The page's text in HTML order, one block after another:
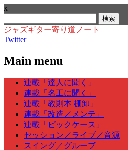
x
索:
ジャズギター寄り道ノート
Twitter
Main menu
Skip
content
連載「達人に聞く」
連載「名工に聞く」
連載「教則本 棚卸」
連載「改造／メンテ」
連載「ピックケース」
セッション／ライブ／音源
スイング／グルーブ